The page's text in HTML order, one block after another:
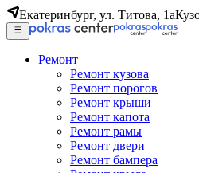
Екатеринбург, ул. Титова, 1а
Ремонт
Ремонт кузова
Ремонт порогов
Ремонт крыши
Ремонт капота
Ремонт рамы
Ремонт двери
Ремонт бампера